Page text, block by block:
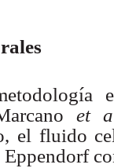
et
el fluido
Eppendorf